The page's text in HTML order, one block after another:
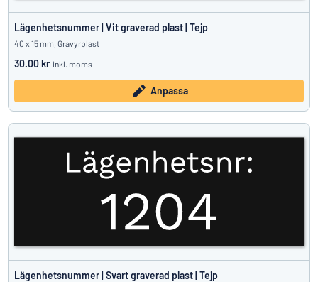
Lägenhetsnummer | Vit graverad plast | Tejp
40 x 15 mm, Gravyrplast
30.00 kr inkl. moms
Anpassa
Lägenhetsnummer | Svart graverad plast | Tejp